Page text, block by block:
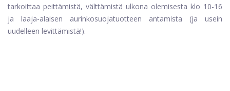
tarkoittaa peittämistä, välttämistä ulkona olemisesta klo 10-16
ja laaja-alaisen aurinkosuojatuotteen antamista (ja usein
uudelleen levittämistä!).